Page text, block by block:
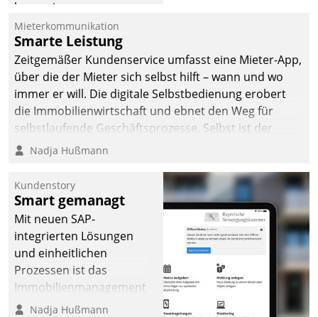
kooperieren –
Immobilienunternehmen
profitieren: Die nahtlose
Integration der Lösungen
von AktivBo und
Datatrain ermöglicht
automatisiert ausgelöste,
zielgerichtete
Mieterbefragungen – eine
starke Grundlage für
intelligente,
datengestützte
Entscheidungen.
Mieterkommunikation
Smarte Leistung
Zeitgemäßer Kundenservice umfasst eine Mieter-App,
über die der Mieter sich selbst hilft – wann und wo
immer er will. Die digitale Selbstbedienung erobert
die Immobilienwirtschaft und ebnet den Weg für
selbstlaufende Geschäftsprozesse. Selbst ist der
Kunde und smart der Serviceanbieter.
Nadja Hußmann
Kundenstory
Smart gemanagt
Mit neuen SAP-
integrierten Lösungen
und einheitlichen
Prozessen ist das
Immobilienmanagement
der Bayerischen
Nadja Hußmann